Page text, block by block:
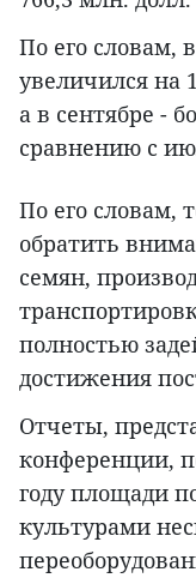
По его словам,
увеличился на
а в сентябре -
сравнению с
По его словам,
обратить
семян,
полностью
достижения
Отчеты,
конференции,
году площади
культурами